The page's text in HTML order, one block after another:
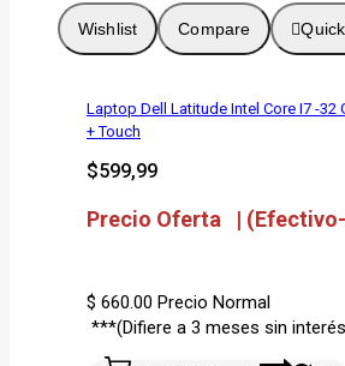
Wishlist Compare
Laptop Dell Latitude Intel Core I7 -32
+ Touch
$599,99
Precio Oferta |
$ 660.00 Precio Normal
***(Difiere a 3 meses sin